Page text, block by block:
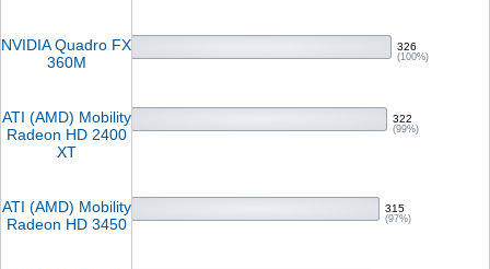
NVIDIA Quadro FX
360M
326
(100%)
ATI (AMD) Mobility
Radeon HD 2400
XT
322
(99%)
ATI (AMD) Mobility
Radeon HD 3450
315
(97%)